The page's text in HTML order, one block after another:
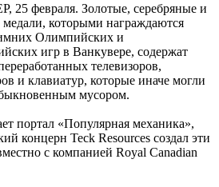
февраля. Золотые, серебряные и
медали, которыми награждаются
Олимпийских и
игр в Ванкувере, содержат
телевизоров,
и клавиатур, которые иначе могли
мусором.
портал «Популярная механика»,
концерн Teck Resources создал эти
с компанией Royal Canadian